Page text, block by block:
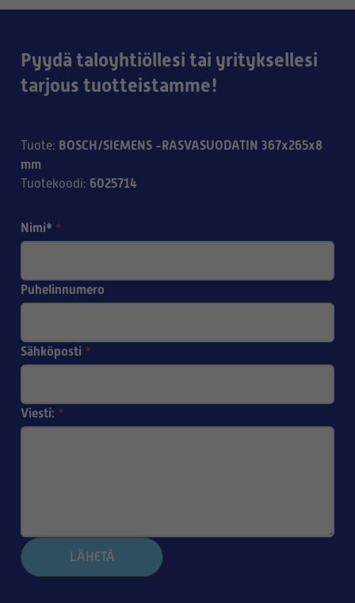
Pyydä taloyhtiöllesi tai yrityksellesi
tarjous tuotteistamme!
Tuote: BOSCH/SIEMENS -RASVASUODATIN 367x265x8
mm
Tuotekoodi: 6025714
Nimi* *
Puhelinnumero
Sähköposti *
Viesti: *
LÄHETÄ